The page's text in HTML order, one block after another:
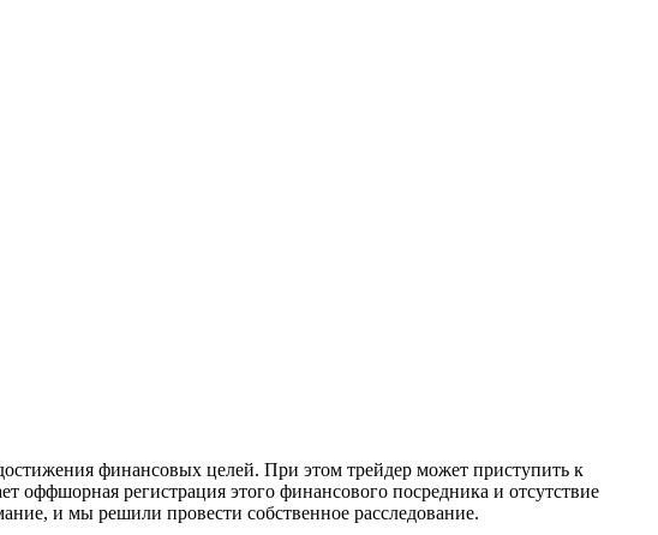
финансовых целей. При этом трейдер может приступить к
оффшорная регистрация этого финансового посредника и отсутствие
и мы решили провести собственное расследование.